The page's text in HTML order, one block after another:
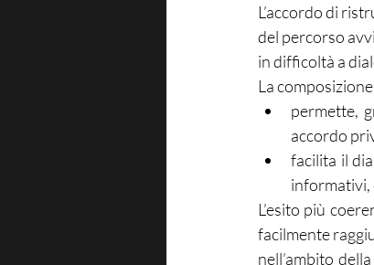
L’accordo di
del percorso
in difficoltà a
La
permette,
accordo
facilita il
informativi,
L’esito più
facilmente
nell’ambito